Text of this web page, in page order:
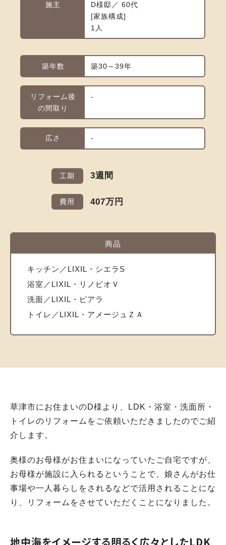
施主
D様邸／ 60代
家族構成
1人
築年数 築30～39年
リフォーム後
の間取り
-
広さ -
工期 3週間
費用 407万円
商品
キッチン／LIXIL・シエラS
浴室／LIXIL・リノビオＶ
洗面／LIXIL・ピアラ
トイレ／LIXIL・アメージュＺＡ
草津市にお住まいのD様より、LDK・浴室・洗面所・
トイレのリフォームをご依頼いただきましたのでご紹
介します。
奥様のお母様がお住まいになっていたご自宅ですが、
お母様が施設に入られるということで、娘さんがお仕
事場や一人暮らしをされるなどで活用されることにな
り、リフォームをさせていただくことになりました。
地中海をイメージする明るく広々としたLDK